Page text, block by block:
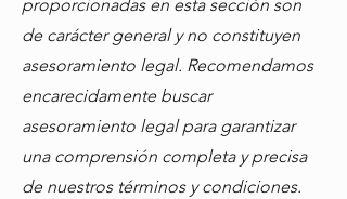
proporcionadas en esta sección son
de carácter general y no constituyen
asesoramiento legal. Recomendamos
encarecidamente buscar
asesoramiento legal para garantizar
una comprensión completa y precisa
de nuestros términos y condiciones.